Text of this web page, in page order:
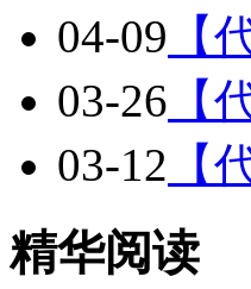
04-09 【
03-26 【
03-12 【
精华阅读